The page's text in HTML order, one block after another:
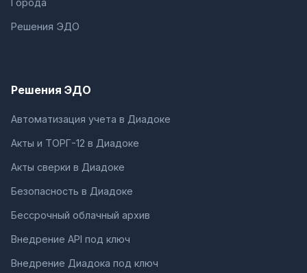
Города
Решения ЭДО
Решения ЭДО
Автоматизация учета в Диадоке
Акты и ТОРГ-12 в Диадоке
Акты сверки в Диадоке
Безопасность в Диадоке
Бессрочный облачный архив
Внедрение API под ключ
Внедрение Диадока под ключ